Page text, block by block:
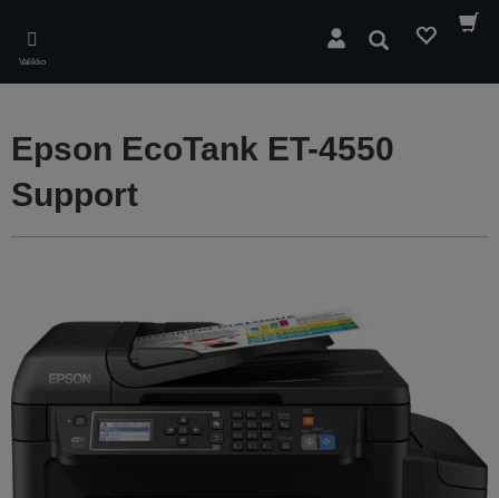
main
content
Valikko
Hae
Epson EcoTank ET-4550
Support